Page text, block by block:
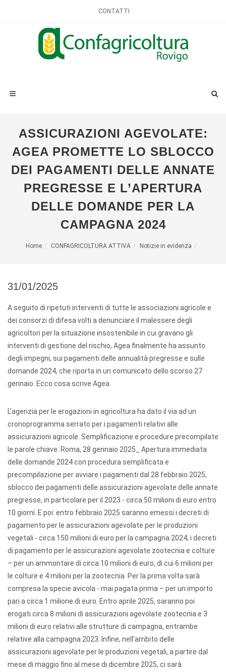
CONTATTI
ASSICURAZIONI AGEVOLATE:
AGEA PROMETTE LO SBLOCCO
DEI PAGAMENTI DELLE ANNATE
PREGRESSE E L’APERTURA
DELLE DOMANDE PER LA
CAMPAGNA 2024
Home CONFAGRICOLTURA ATTIVA Notizie in evidenza
31/01/2025
A seguito di ripetuti interventi di tutte le associazioni agricole e
dei consorzi di difesa volti a denunciare il malessere degli
agricoltori per la situazione insostenibile in cui gravano gli
interventi di gestione del rischio, Agea finalmente ha assunto
degli impegni, sui pagamenti delle annualità pregresse e sulle
domande 2024, che riporta in un comunicato dello scorso 27
gennaio. Ecco cosa scrive Agea.
L’agenzia per le erogazioni in agricoltura ha dato il via ad un
cronoprogramma serrato per i pagamenti relativi alle
assicurazioni agricole. Semplificazione e procedure precompilate
le parole chiave. Roma, 28 gennaio 2025_ Apertura immediata
delle domande 2024 con procedura semplificata e
precompilazione per avviare i pagamenti dal 28 febbraio 2025;
sblocco dei pagamenti delle assicurazioni agevolate delle annate
pregresse, in particolare per il 2023 - circa 50 milioni di euro entro
10 giorni. E poi: entro febbraio 2025 saranno emessi i decreti di
pagamento per le assicurazioni agevolate per le produzioni
vegetali - circa 150 milioni di euro per la campagna 2024; i decreti
di pagamento per le assicurazioni agevolate zootecnia e colture
– per un ammontare di circa 10 milioni di euro, di cui 6 milioni per
le colture e 4 milioni per la zootecnia. Per la prima volta sarà
compresa la specie avicola - mai pagata prima – per un importo
pari a circa 1 milione di euro. Entro aprile 2025, saranno poi
erogati circa 8 milioni di assicurazioni agevolate zootecnia e 3
milioni di euro relativi alle strutture di campagna, entrambe
relative alla campagna 2023. Infine, nell’ambito delle
assicurazioni agevolate per le produzioni vegetali, a partire dal
mese di maggio fino al mese di dicembre 2025, ci sarà